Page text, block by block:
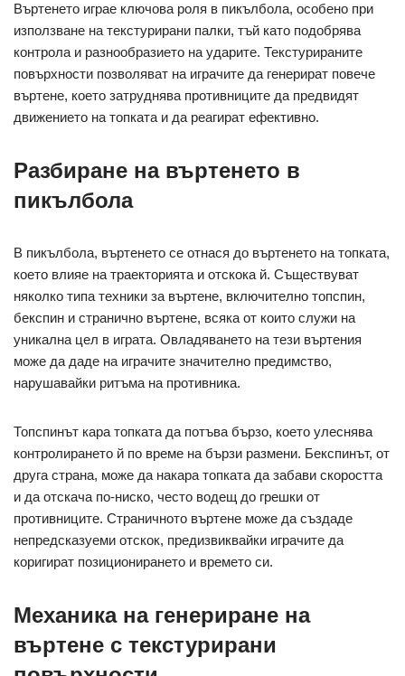
Въртенето играе ключова роля в пикълбола, особено при
използване на текстурирани палки, тъй като подобрява
контрола и разнообразието на ударите. Текстурираните
повърхности позволяват на играчите да генерират повече
въртене, което затруднява противниците да предвидят
движението на топката и да реагират ефективно.
Разбиране на въртенето в
пикълбола
В пикълбола, въртенето се отнася до въртенето на топката,
което влияе на траекторията и отскока й. Съществуват
няколко типа техники за въртене, включително топспин,
бекспин и странично въртене, всяка от които служи на
уникална цел в играта. Овладяването на тези въртения
може да даде на играчите значително предимство,
нарушавайки ритъма на противника.
Топспинът кара топката да потъва бързо, което улеснява
контролирането й по време на бързи размени. Бекспинът, от
друга страна, може да накара топката да забави скоростта
и да отскача по-ниско, често водещ до грешки от
противниците. Страничното въртене може да създаде
непредсказуеми отскок, предизвиквайки играчите да
коригират позиционирането и времето си.
Механика на генериране на
въртене с текстурирани